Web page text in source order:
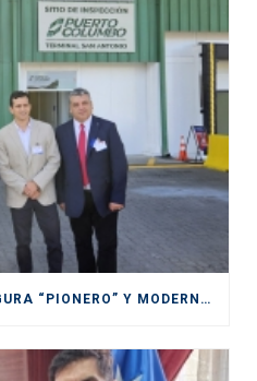
PUERTO COLUMBO INAUGURA “PIONERO” Y MODERNO SITIO DE INSPECCIÓN SAG EN SAN ANTONIO